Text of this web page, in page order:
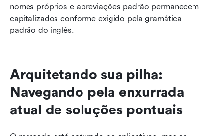
nomes próprios e abreviações padrão permanecem
capitalizados conforme exigido pela gramática
padrão do inglês.
Arquitetando sua pilha:
Navegando pela enxurrada
atual de soluções pontuais